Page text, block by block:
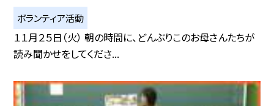
ボランティア活動
１１月２５日（火） 朝の時間に、どんぶりこのお母さんたちが
読み聞かせをしてくださ...